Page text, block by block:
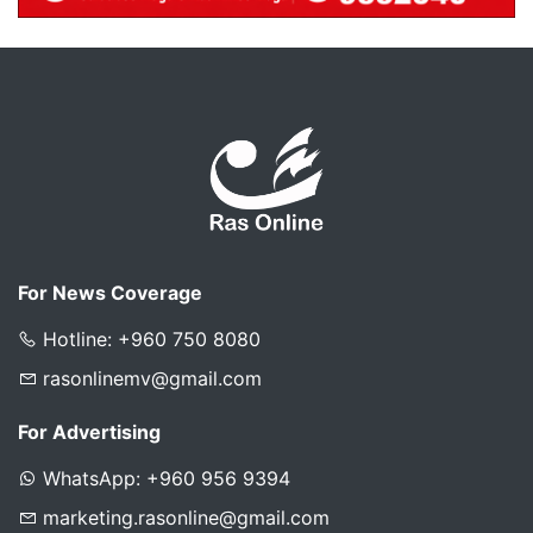
For News Coverage
Hotline: +960 750 8080
rasonlinemv@gmail.com
For Advertising
WhatsApp: +960 956 9394
marketing.rasonline@gmail.com